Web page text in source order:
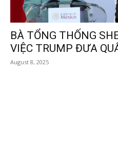
BÀ TỔNG THỐNG
VIỆC TRUMP ĐƯA
August 8, 2025